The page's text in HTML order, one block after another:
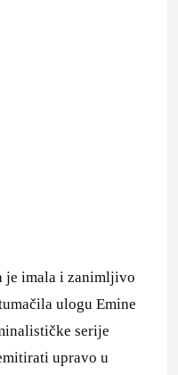
je imala i zanimljivo
ulogu Emine
serije
upravo u